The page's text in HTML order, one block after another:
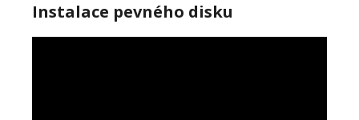
Instalace pevného disku